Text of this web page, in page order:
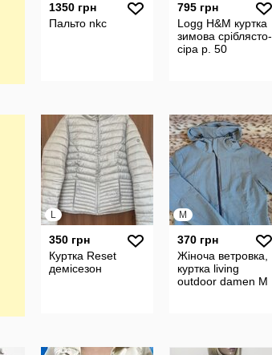
1350 грн
Пальто nkc
795 грн
Logg H&M куртка
зимова сріблясто-
сіра р. 50
L
350 грн
Куртка Reset
демісезон
M
370 грн
Жіноча ветровка,
куртка living
outdoor damen М